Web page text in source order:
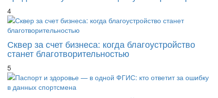
Сквер за счет бизнеса: когда благоустройство
станет благотворительностью
5
Паспорт и здоровье — в одной ФГИС: кто
ответит за ошибку в данных спортсмена